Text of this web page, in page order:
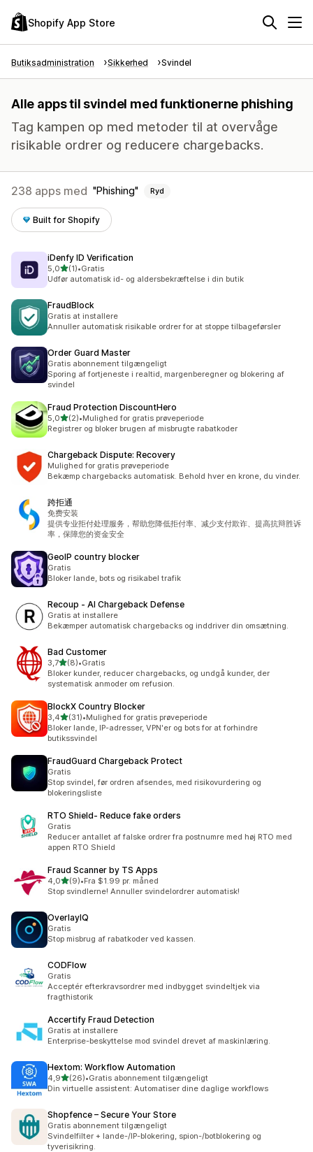
Shopify App Store
Butiksadministration Sikkerhed Svindel
Alle apps til svindel med funktionerne phishing
Tag kampen op med metoder til at overvåge
risikable ordrer og reducere chargebacks.
238 apps med Phishing Ryd
Built for Shopify
iDenfy ID Verification
5,0ud af 5 stjerner
(1)
1 anmeldelser i alt
•Gratis
Udfør automatisk id- og aldersbekræftelse i din butik
FraudBlock
Gratis at installere
Annuller automatisk risikable ordrer for at stoppe tilbageførsler
Order Guard Master
Gratis abonnement tilgængeligt
Sporing af fortjeneste i realtid, margenberegner og blokering af
svindel
Fraud Protection DiscountHero
5,0ud af 5 stjerner
(2)
2 anmeldelser i alt
•Mulighed for gratis prøveperiode
Registrer og bloker brugen af misbrugte rabatkoder
Chargeback Dispute: Recovery
Mulighed for gratis prøveperiode
Bekæmp chargebacks automatisk. Behold hver en krone, du vinder.
跨拒通
免费安装
提供专业拒付处理服务，帮助您降低拒付率、减少支付欺诈、提高抗辩胜诉
率，保障您的资金安全
GeoIP country blocker
Gratis
Bloker lande, bots og risikabel trafik
Recoup ‑ AI Chargeback Defense
Gratis at installere
Bekæmper automatisk chargebacks og inddriver din omsætning.
Bad Customer
3,7ud af 5 stjerner
(8)
8 anmeldelser i alt
•Gratis
Bloker kunder, reducer chargebacks, og undgå kunder, der
systematisk anmoder om refusion.
BlockX Country Blocker
3,4ud af 5 stjerner
(31)
31 anmeldelser i alt
•Mulighed for gratis prøveperiode
Bloker lande, IP-adresser, VPN'er og bots for at forhindre
butikssvindel
FraudGuard Chargeback Protect
Gratis
Stop svindel, før ordren afsendes, med risikovurdering og
blokeringsliste
RTO Shield‑ Reduce fake orders
Gratis
Reducer antallet af falske ordrer fra postnumre med høj RTO med
appen RTO Shield
Fraud Scanner by TS Apps
4,0ud af 5 stjerner
(9)
9 anmeldelser i alt
•Fra $1.99 pr. måned
Stop svindlerne! Annuller svindelordrer automatisk!
OverlayIQ
Gratis
Stop misbrug af rabatkoder ved kassen.
CODFlow
Gratis
Acceptér efterkravsordrer med indbygget svindeltjek via
fragthistorik
Accertify Fraud Detection
Gratis at installere
Enterprise-beskyttelse mod svindel drevet af maskinlæring.
Hextom: Workflow Automation
4,9ud af 5 stjerner
(26)
26 anmeldelser i alt
•Gratis abonnement tilgængeligt
Din virtuelle assistent: Automatiser dine daglige workflows
Shopfence – Secure Your Store
Gratis abonnement tilgængeligt
Svindelfilter + lande-/IP-blokering, spion-/botblokering og
tyverisikring.